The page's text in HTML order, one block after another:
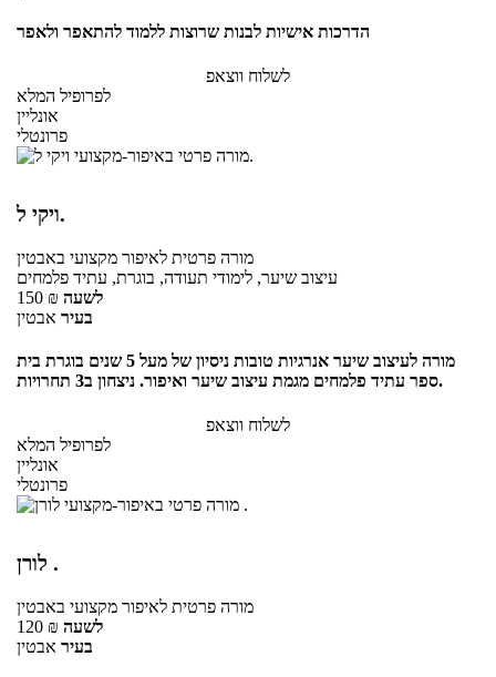
הדרכות אישיות לבנות שרוצות ללמוד להתאפר ולאפר
לשלוח ווצאפ
לפרופיל המלא
אונליין
פרונטלי
ויקי ל.
מורה פרטית לאיפור מקצועי באבטין
עיצוב שיער, לימודי תעודה, בוגרת, עתיד פלמחים
150 ₪ לשעה
בעיר אבטין
מורה לעיצוב שיער אנרגיות טובות ניסיון של מעל 5 שנים בוגרת בית
ספר עתיד פלמחים מגמת עיצוב שיער ואיפור. ניצחון ב3 תחרויות.
לשלוח ווצאפ
לפרופיל המלא
אונליין
פרונטלי
לורן .
מורה פרטית לאיפור מקצועי באבטין
120 ₪ לשעה
בעיר אבטין